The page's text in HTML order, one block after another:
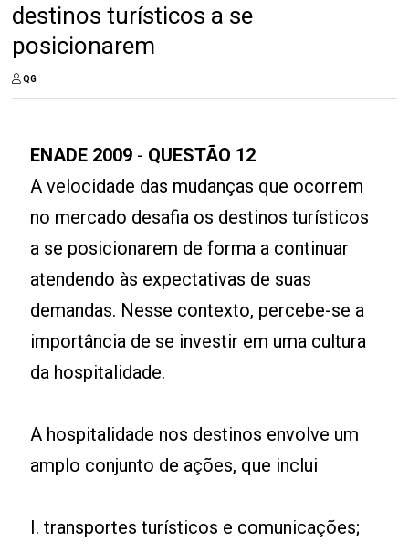
destinos turísticos a se
posicionarem
QG
ENADE 2009 - QUESTÃO 12
A velocidade das mudanças que ocorrem
no mercado desafia os destinos turísticos
a se posicionarem de forma a continuar
atendendo às expectativas de suas
demandas. Nesse contexto, percebe-se a
importância de se investir em uma cultura
da hospitalidade.
A hospitalidade nos destinos envolve um
amplo conjunto de ações, que inclui
I. transportes turísticos e comunicações;